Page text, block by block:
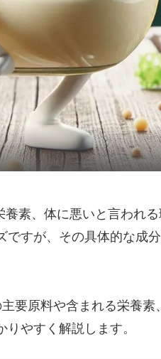
素、体に悪いと言われ
すが、その具体的な成
要原料や含まれる栄養素
やすく解説します。